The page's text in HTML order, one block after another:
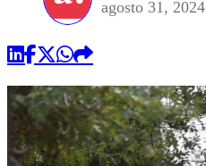
agosto 31, 2024